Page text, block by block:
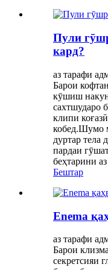
Пули
кард?
аз тарафи
Барои
кӯшиш
сахтшударо
клипи
кобед.Шумо
дуртар тела
пардаи
беҳтарини
Бештар
Enema
аз тарафи
Барои
секретсияи